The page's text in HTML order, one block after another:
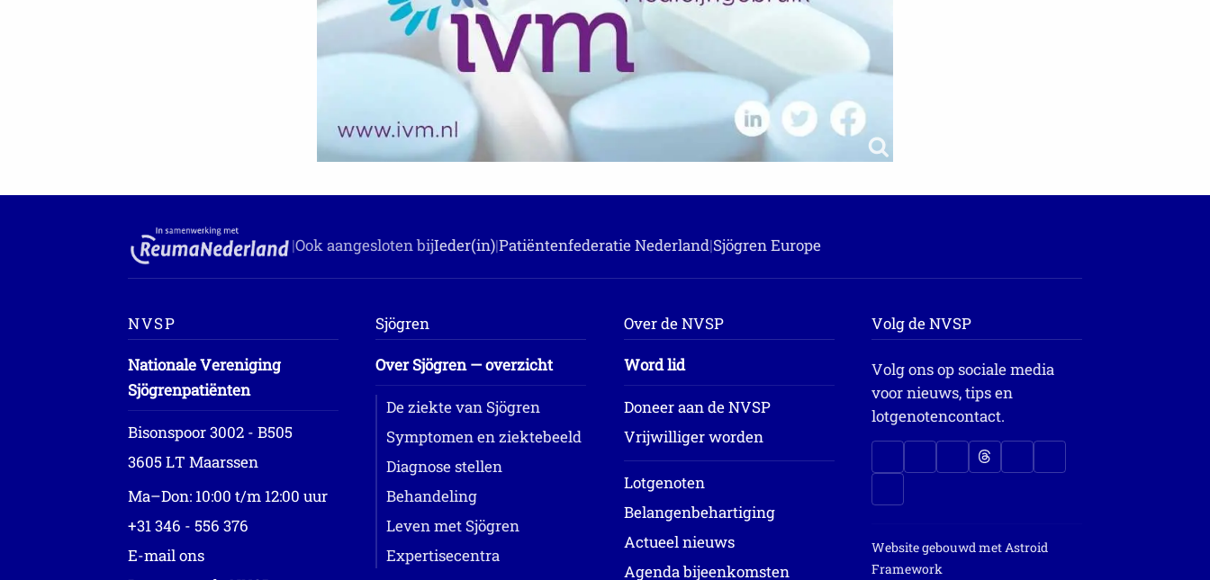
|Ook aangesloten bijIeder(in)|Patiëntenfederatie Nederland|Sjögren Europe
NVSP
Nationale Vereniging
Sjögrenpatiënten
Bisonspoor 3002 - B505
3605 LT Maarssen
Ma–Don: 10:00 t/m 12:00 uur
+31 346 - 556 376
E-mail ons
Sjögren
Over Sjögren — overzicht
De ziekte van Sjögren
Symptomen en ziektebeeld
Diagnose stellen
Behandeling
Leven met Sjögren
Expertisecentra
Over de NVSP
Word lid
Doneer aan de NVSP
Vrijwilliger worden
Lotgenoten
Belangenbehartiging
Actueel nieuws
Agenda bijeenkomsten
Volg de NVSP
Volg ons op sociale media
voor nieuws, tips en
lotgenotencontact.
Website gebouwd met Astroid
Framework